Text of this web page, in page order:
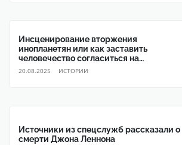
Инсценирование вторжения
инопланетян или как заставить
человечество согласиться на
глобальное правительство
20.08.2025 ИСТОРИИ
Источники из спецслужб рассказали о
смерти Джона Леннона